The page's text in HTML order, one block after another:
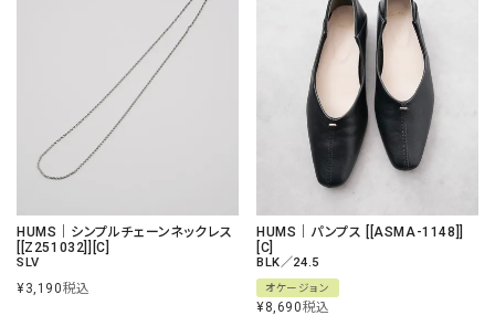
HUMS｜シンプルチェーンネックレス
[[Z251032]][C]
SLV
¥3,190税込
HUMS｜パンプス [[ASMA-1148]]
[C]
BLK／24.5
オケージョン
¥8,690税込